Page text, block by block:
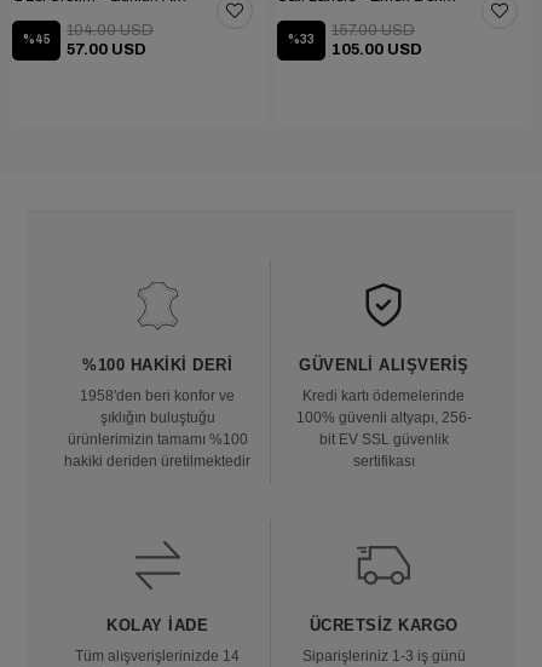
%45
57.00 USD
104.00 USD
%33
105.00 USD
157.00 USD
%100 HAKIKI DERI
1958'den beri konfor ve
şıklığın buluştuğu
ürünlerimizin tamamı %100
hakiki deriden üretilmektedir
GÜVENLI ALIŞVERIŞ
Kredi kartı ödemelerinde
100% güvenli altyapı, 256-
bit EV SSL güvenlik
sertifikası
KOLAY İADE
Tüm alışverişlerinizde 14
ÜCRETSIZ KARGO
Siparişleriniz 1-3 iş günü